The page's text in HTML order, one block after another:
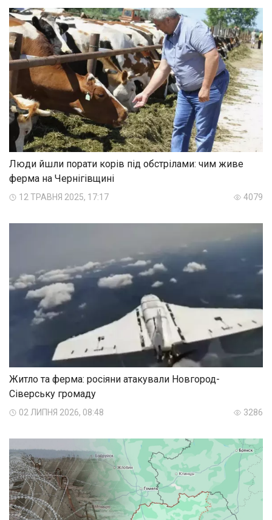
Люди йшли порати корів під обстрілами: чим живе
ферма на Чернігівщині
12 ТРАВНЯ 2025, 17:17 4079
Житло та ферма: росіяни атакували Новгород-
Сіверську громаду
02 ЛИПНЯ 2026, 08:48 3286